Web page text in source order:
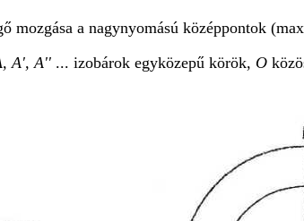
mozgása a nagynyomású középpontok
A', A'' ... izobárok egyközepű körök, O